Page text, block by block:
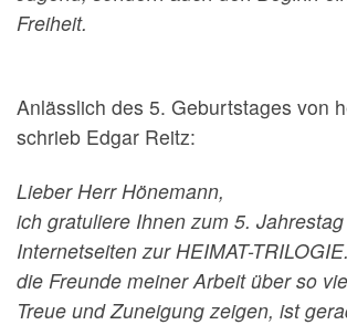
Freiheit.
Anlässlich des 5. Geburtstages von
schrieb Edgar Reitz:
Lieber Herr Hönemann,
ich gratuliere Ihnen zum 5.
Internetseiten zur HEIMAT-
die Freunde meiner Arbeit über so
Treue und Zuneigung zeigen, ist